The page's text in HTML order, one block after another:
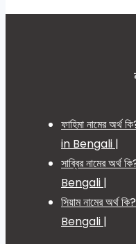
ফাহিমা নামের
in Bengali |
সাব্বির নামের
Bengali |
সিয়াম নামের
Bengali |